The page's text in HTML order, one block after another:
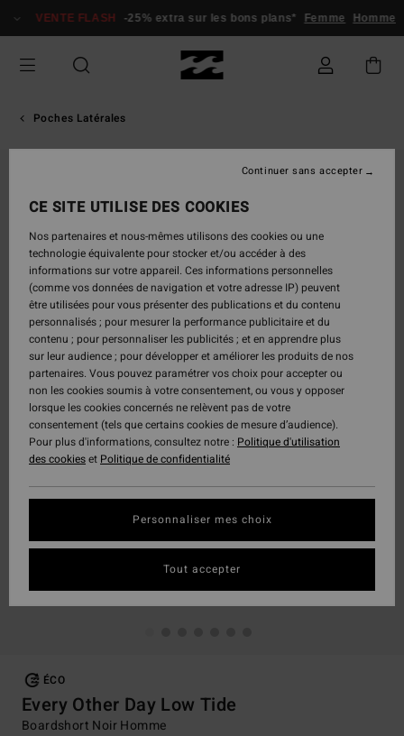
VENTE FLASH -25% extra sur les bons plans* Femme Homme
Poches Latérales
ÉCO
Every Other Day Low Tide
Boardshort Noir Homme
CE SITE UTILISE DES COOKIES
Nos partenaires et nous-mêmes utilisons des cookies ou une
technologie équivalente pour stocker et/ou accéder à des
informations sur votre appareil. Ces informations personnelles
(comme vos données de navigation et votre adresse IP) peuvent
être utilisées pour vous présenter des publications et du contenu
personnalisés ; pour mesurer la performance publicitaire et du
contenu ; pour personnaliser les publicités ; et en apprendre plus
sur leur audience ; pour développer et améliorer les produits de nos
partenaires. Vous pouvez paramétrer vos choix pour accepter ou
non les cookies soumis à votre consentement, ou vous y opposer
lorsque les cookies concernés ne relèvent pas de votre
consentement (tels que certains cookies de mesure d’audience).
Pour plus d'informations, consultez notre : Politique d'utilisation
des cookieset Politique de confidentialité
Personnaliser mes choix
Continuer sans accepter
Tout accepter